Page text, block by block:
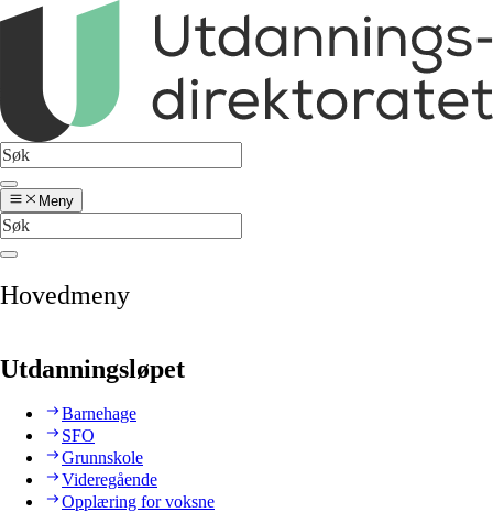
Meny
Hovedmeny
Utdanningsløpet
Barnehage
SFO
Grunnskole
Videregående
Opplæring for voksne